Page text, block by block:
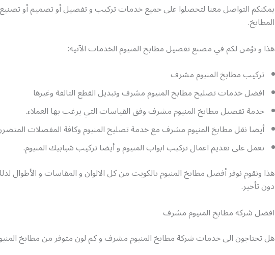
يمكنكم التواصل معنا لتحصلوا على جميع خدمات تركيب و تفصيل أو تصميم أو
المطابخ.
هذا و نؤمن لكم في مصنع تفصيل مطابخ المنيوم الخدمات الآتية:
تركيب مطابخ المنيوم مشرف
افضل خدمات تصليح مطابخ المنيوم مشرف وتبديل القطع التالفة وغيرها
خدمة تفصيل مطابخ المنيوم مشرف وفق القياسات التي يرغب بها العملاء.
أيضا نقل مطابخ المنيوم مشرف مع خدمة تصليح المنيوم وكافة المفصلات
نعمل على تقديم اعمال تركيب ابواب المنيوم و أيضا تركيب شبابيك المنيوم.
هذا ونقوم نوفر أفضل مطابخ المنيوم بالكويت من كل الالوان و المقاسات و الأطوال
دون تأخير.
افضل شركة مطابخ المنيوم مشرف
هل تحتاجون الى خدمات شركة مطابخ المنيوم مشرف و كم لون متوفر من مطابخ